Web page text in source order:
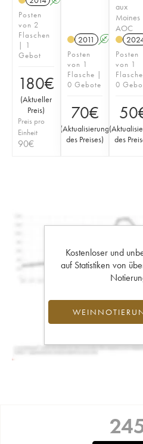
Posten
von 2
Flaschen
| 1
Gebot
180€
(Aktueller
Preis)
Preis pro
Einheit
90€
2011 A S
Posten
von 1
Flasche |
0 Gebote
70€
(Aktualisierung
des Preises)
aux
Moines
AOC
Posten
von 1
0
50
(
des
Kostenloser und
auf Statistiken von